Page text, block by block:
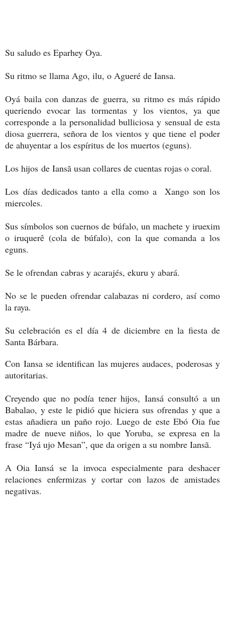
Su saludo es Eparhey Oya.
Su ritmo se llama Ago, ilu, o Agueré de Iansa.
Oyá baila con danzas de guerra, su ritmo es más rápido
queriendo evocar las tormentas y los vientos, ya que
corresponde a la personalidad bulliciosa y sensual de esta
diosa guerrera, señora de los vientos y que tiene el poder
de ahuyentar a los espíritus de los muertos (eguns).
Los hijos de Iansã usan collares de cuentas rojas o coral.
Los días dedicados tanto a ella como a Xango son los
miercoles.
Sus símbolos son cuernos de búfalo, un machete y iruexim
o iruquerê (cola de búfalo), con la que comanda a los
eguns.
Se le ofrendan cabras y acarajés, ekuru y abará.
No se le pueden ofrendar calabazas ni cordero, así como
la raya.
Su celebración es el día 4 de diciembre en la fiesta de
Santa Bárbara.
Con Iansa se identifican las mujeres audaces, poderosas y
autoritarias.
Creyendo que no podía tener hijos, Iansá consultó a un
Babalao, y este le pidió que hiciera sus ofrendas y que a
estas añadiera un paño rojo. Luego de este Ebó Oia fue
madre de nueve niños, lo que Yoruba, se expresa en la
frase “Iyá ujo Mesan”, que da origen a su nombre Iansã.
A Oia Iansá se la invoca especialmente para deshacer
relaciones enfermizas y cortar con lazos de amistades
negativas.